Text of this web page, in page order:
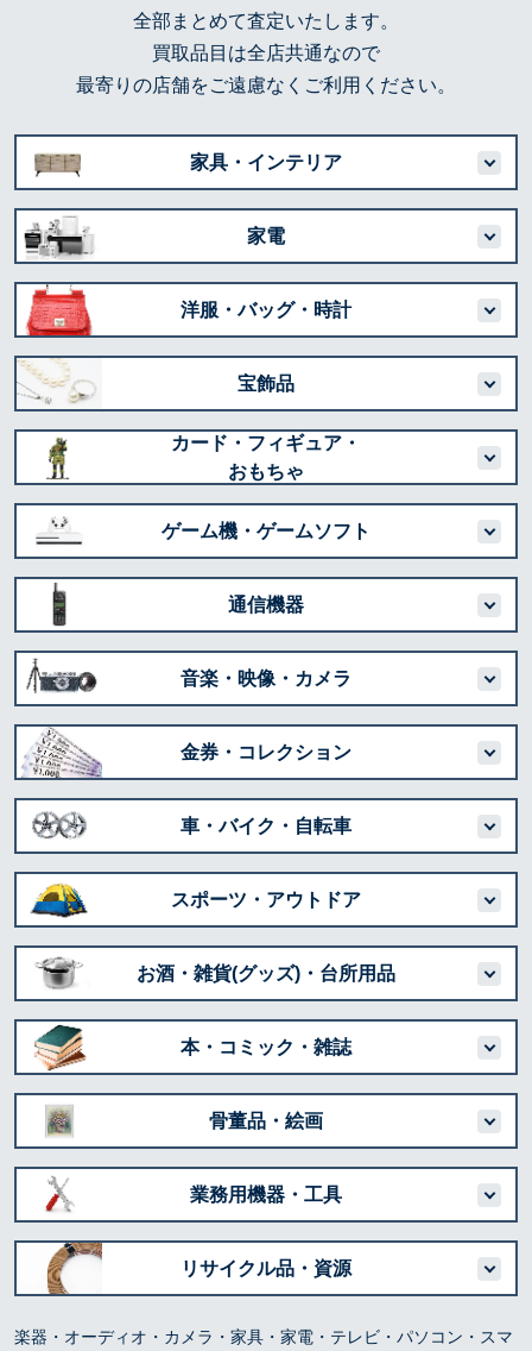
全部まとめて査定いたします。
買取品目は全店共通なので
最寄りの店舗をご遠慮なくご利用ください。
家具・インテリア
家電
洋服・バッグ・時計
宝飾品
カード・フィギュア・
おもちゃ
ゲーム機・ゲームソフト
通信機器
音楽・映像・カメラ
金券・コレクション
車・バイク・自転車
スポーツ・アウトドア
お酒・雑貨(グッズ)・台所用品
本・コミック・雑誌
骨董品・絵画
業務用機器・工具
リサイクル品・資源
楽器・オーディオ・カメラ・家具・家電・テレビ・パソコン・スマ